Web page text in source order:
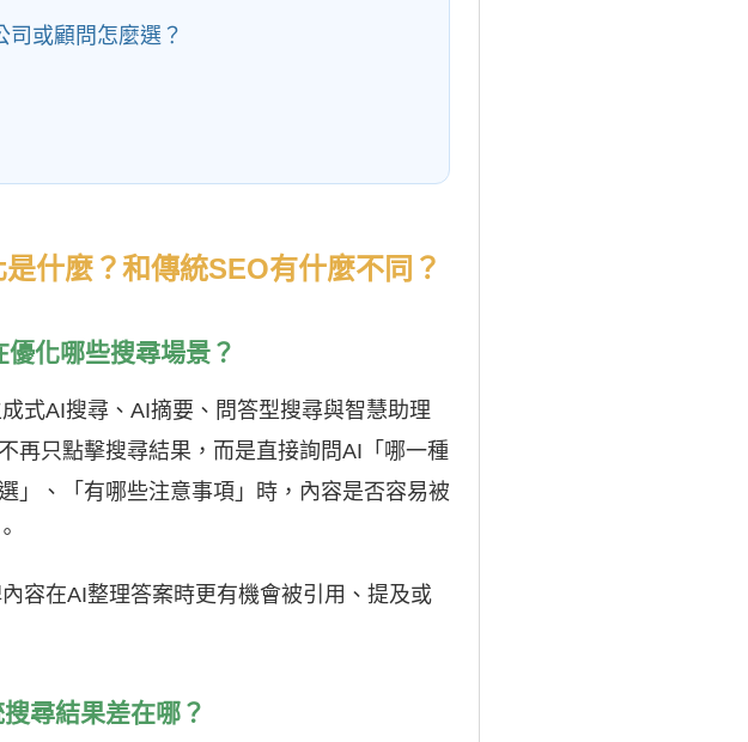
司或顧問怎麼選？
什麼？和傳統SEO有什麼不同？
化哪些搜尋場景？
式AI搜尋、AI摘要、問答型搜尋與智慧助理
再只點擊搜尋結果，而是直接詢問AI「哪一種
」、「有哪些注意事項」時，內容是否容易被
容在AI整理答案時更有機會被引用、提及或
尋結果差在哪？